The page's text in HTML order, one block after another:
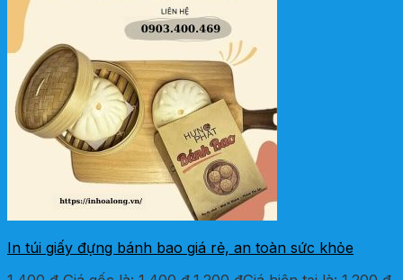
In túi giấy đựng bánh bao giá rẻ, an toàn sức khỏe